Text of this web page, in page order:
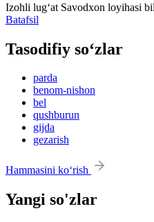
Izohli lugʻat Savodxon loyihasi
Batafsil
Tasodifiy so‘zlar
parda
benom-nishon
bel
qushburun
gijda
gezarish
Hammasini ko‘rish
Yangi so'zlar